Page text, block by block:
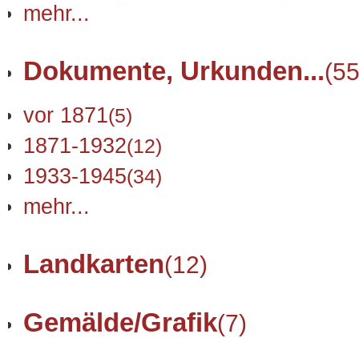
mehr...
Dokumente, Urkunden...
vor 1871(5)
1871-1932(12)
1933-1945(34)
mehr...
Landkarten(12)
Gemälde/Grafik(7)